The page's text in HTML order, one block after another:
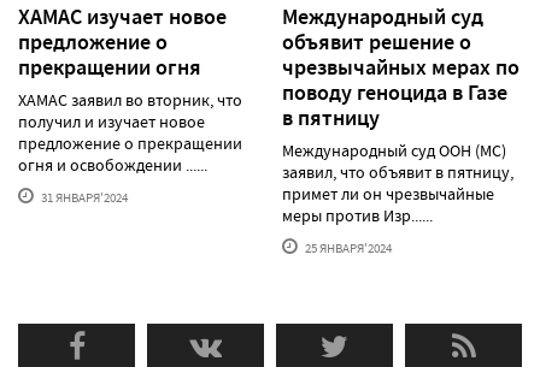
ХАМАС изучает новое
предложение о
прекращении огня
ХАМАС заявил во вторник, что
получил и изучает новое
предложение о прекращении
огня и освобождении ......
31 ЯНВАРЯ'2024
Международный суд
объявит решение о
чрезвычайных мерах по
поводу геноцида в Газе
в пятницу
Международный суд ООН (МС)
заявил, что объявит в пятницу,
примет ли он чрезвычайные
меры против Изр......
25 ЯНВАРЯ'2024